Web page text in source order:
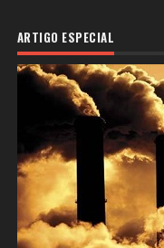
ARTIGO ESPECIAL